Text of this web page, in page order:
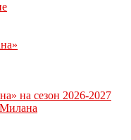
на сезон 2026-2027